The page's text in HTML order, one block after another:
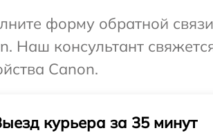
форму обратной
Наш консультант
Canon.
курьера за 35 минут